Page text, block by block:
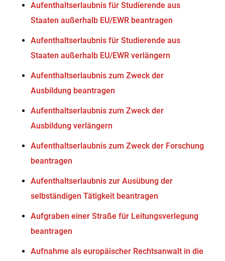
Aufenthaltserlaubnis für Studierende aus
Staaten außerhalb EU/EWR beantragen
Aufenthaltserlaubnis für Studierende aus
Staaten außerhalb EU/EWR verlängern
Aufenthaltserlaubnis zum Zweck der
Ausbildung beantragen
Aufenthaltserlaubnis zum Zweck der
Ausbildung verlängern
Aufenthaltserlaubnis zum Zweck der Forschung
beantragen
Aufenthaltserlaubnis zur Ausübung der
selbständigen Tätigkeit beantragen
Aufgraben einer Straße für Leitungsverlegung
beantragen
Aufnahme als europäischer Rechtsanwalt in die